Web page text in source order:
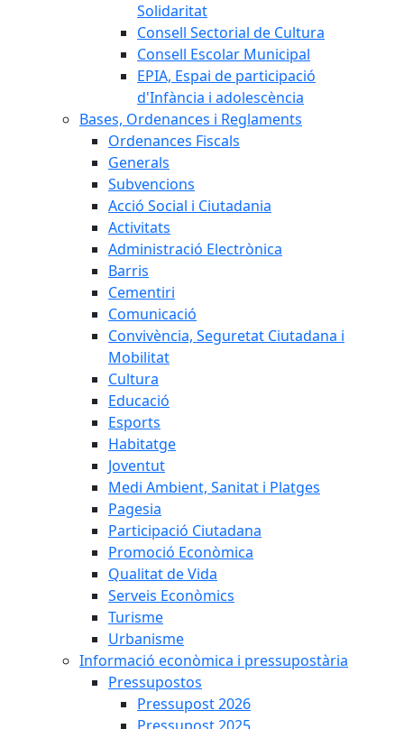
Solidaritat
Consell Sectorial de Cultura
Consell Escolar Municipal
EPIA, Espai de participació
d'Infància i adolescència
Bases, Ordenances i Reglaments
Ordenances Fiscals
Generals
Subvencions
Acció Social i Ciutadania
Activitats
Administració Electrònica
Barris
Cementiri
Comunicació
Convivència, Seguretat Ciutadana i
Mobilitat
Cultura
Educació
Esports
Habitatge
Joventut
Medi Ambient, Sanitat i Platges
Pagesia
Participació Ciutadana
Promoció Econòmica
Qualitat de Vida
Serveis Econòmics
Turisme
Urbanisme
Informació econòmica i pressupostària
Pressupostos
Pressupost 2026